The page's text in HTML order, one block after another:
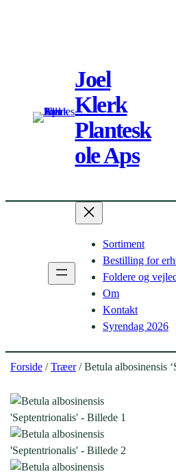
Joel
Klerk
Plantesk
ole Aps
Sortiment
Bestilling for
Foldere og
Om
Kontakt
Syrendag 2026
Forside /Træer/ Betula albosinensis